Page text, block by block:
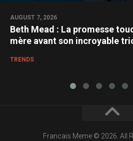
AUGUST 7, 2026
Beth Mead : La promesse
mère avant son incroyable
TRENDS
Francais Meme © 2026. All